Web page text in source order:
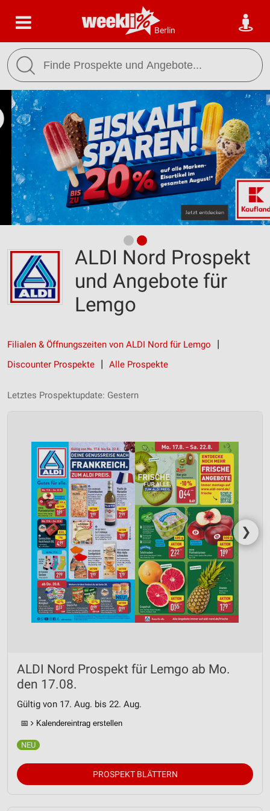
Berlin
ALDI Nord Prospekt
und Angebote für
Lemgo
Filialen & Öffnungszeiten von ALDI Nord für Lemgo
Discounter Prospekte
Alle Prospekte
Letztes Prospektupdate: Gestern
❯
ALDI Nord Prospekt für Lemgo ab Mo.
den 17.08.
Gültig von 17. Aug. bis 22. Aug.
📅 Kalendereintrag erstellen
PROSPEKT BLÄTTERN